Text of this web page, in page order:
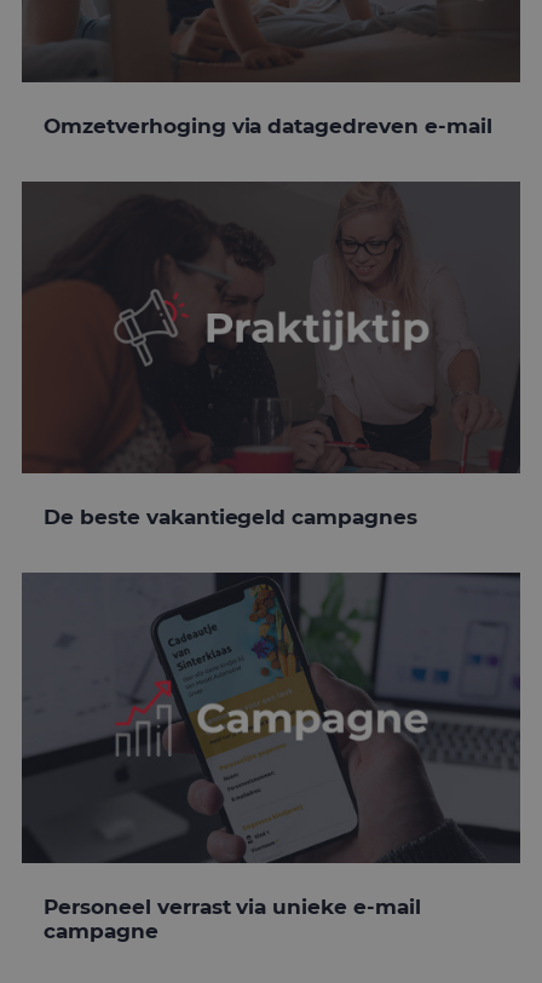
Omzetverhoging via datagedreven e-mail
De beste vakantiegeld campagnes
Personeel verrast via unieke e-mail
campagne